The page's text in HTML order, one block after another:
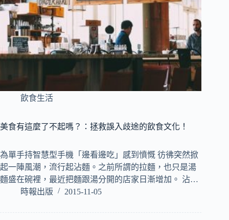
飲食生活
美食有這麼了不起嗎？：拯救誤入歧途的飲食文化！
為單手持智慧型手機「邊看邊吃」感到憤慨 彷彿突然掀
起一陣風潮，流行起沾麵。之前所謂的拉麵，也只是湯
麵盛在碗裡，最近把麵跟湯分開的店家日漸增加。 沾…
時報出版
2015-11-05